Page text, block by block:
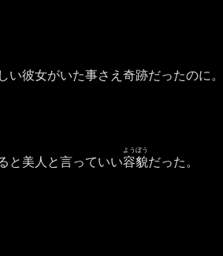
彼女がいた事さえ奇跡だったのに。
と美人と言っていい容貌
ようぼう
だった。